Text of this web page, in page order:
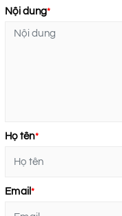
Nội dung*
Họ tên*
Email*